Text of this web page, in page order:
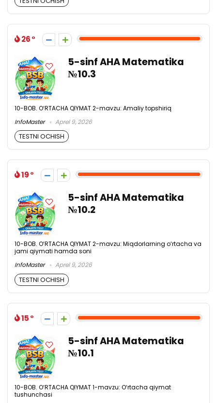
26
5-sinf AHA Matematika
№10.3
10-BOB. O‘RTACHA QIYMAT 2-mavzu: Amaliy topshiriq
InfoMaster
Aprel 9, 2026
TESTNI OCHISH
19
5-sinf AHA Matematika
№10.2
10-BOB. O‘RTACHA QIYMAT 2-mavzu: Miqdorlarning o‘rtacha va
jami qiymati hamda soni
InfoMaster
Aprel 9, 2026
TESTNI OCHISH
15
5-sinf AHA Matematika
№10.1
10-BOB. O‘RTACHA QIYMAT 1-mavzu: O‘rtacha qiymat
tushunchasi